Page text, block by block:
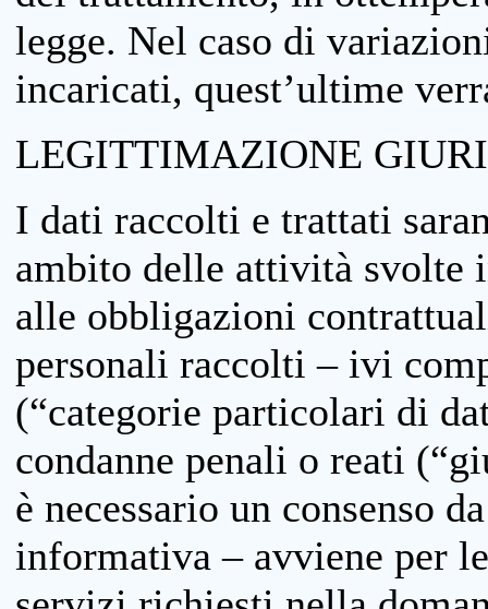
legge. Nel caso di
incaricati, quest’ultime
LEGITTIMAZIONE
I dati raccolti e trattati
ambito delle attività svolte
alle obbligazioni
personali raccolti – ivi
(“categorie particolari di
condanne penali o reati
è necessario un consenso
informativa – avviene per